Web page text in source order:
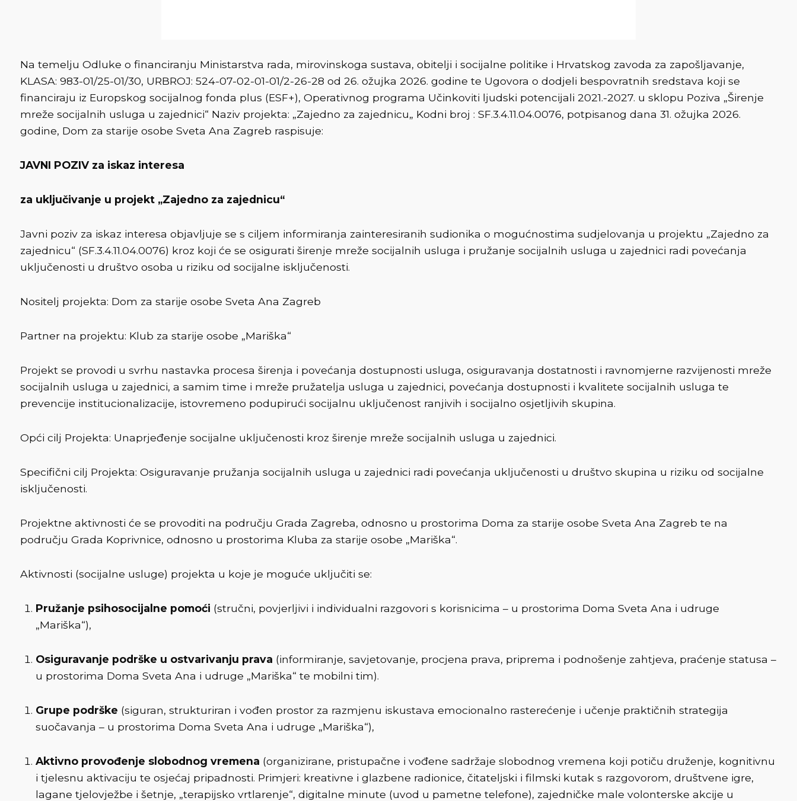
Na temelju Odluke o financiranju Ministarstva rada, mirovinskoga sustava, obitelji i socijalne politike i Hrvatskog zavoda za zapošljavanje,
KLASA: 983-01/25-01/30, URBROJ: 524-07-02-01-01/2-26-28 od 26. ožujka 2026. godine te Ugovora o dodjeli bespovratnih sredstava koji se
financiraju iz Europskog socijalnog fonda plus (ESF+), Operativnog programa Učinkoviti ljudski potencijali 2021.-2027. u sklopu Poziva „Širenje
mreže socijalnih usluga u zajednici“ Naziv projekta: „Zajedno za zajednicu„ Kodni broj : SF.3.4.11.04.0076, potpisanog dana 31. ožujka 2026.
godine, Dom za starije osobe Sveta Ana Zagreb raspisuje:
JAVNI POZIV za iskaz interesa
za uključivanje u projekt „Zajedno za zajednicu“
Javni poziv za iskaz interesa objavljuje se s ciljem informiranja zainteresiranih sudionika o mogućnostima sudjelovanja u projektu „Zajedno za
zajednicu“ (SF.3.4.11.04.0076) kroz koji će se osigurati širenje mreže socijalnih usluga i pružanje socijalnih usluga u zajednici radi povećanja
uključenosti u društvo osoba u riziku od socijalne isključenosti.
Nositelj projekta: Dom za starije osobe Sveta Ana Zagreb
Partner na projektu: Klub za starije osobe „Mariška“
Projekt se provodi u svrhu nastavka procesa širenja i povećanja dostupnosti usluga, osiguravanja dostatnosti i ravnomjerne razvijenosti mreže
socijalnih usluga u zajednici, a samim time i mreže pružatelja usluga u zajednici, povećanja dostupnosti i kvalitete socijalnih usluga te
prevencije institucionalizacije, istovremeno podupirući socijalnu uključenost ranjivih i socijalno osjetljivih skupina.
Opći cilj Projekta: Unaprjeđenje socijalne uključenosti kroz širenje mreže socijalnih usluga u zajednici.
Specifični cilj Projekta: Osiguravanje pružanja socijalnih usluga u zajednici radi povećanja uključenosti u društvo skupina u riziku od socijalne
isključenosti.
Projektne aktivnosti će se provoditi na području Grada Zagreba, odnosno u prostorima Doma za starije osobe Sveta Ana Zagreb te na
području Grada Koprivnice, odnosno u prostorima Kluba za starije osobe „Mariška“.
Aktivnosti (socijalne usluge) projekta u koje je moguće uključiti se:
Pružanje psihosocijalne pomoći (stručni, povjerljivi i individualni razgovori s korisnicima – u prostorima Doma Sveta Ana i udruge
„Mariška“),
Osiguravanje podrške u ostvarivanju prava (informiranje, savjetovanje, procjena prava, priprema i podnošenje zahtjeva, praćenje statusa –
u prostorima Doma Sveta Ana i udruge „Mariška“ te mobilni tim).
Grupe podrške (siguran, strukturiran i vođen prostor za razmjenu iskustava emocionalno rasterećenje i učenje praktičnih strategija
suočavanja – u prostorima Doma Sveta Ana i udruge „Mariška“),
Aktivno provođenje slobodnog vremena (organizirane, pristupačne i vođene sadržaje slobodnog vremena koji potiču druženje, kognitivnu
i tjelesnu aktivaciju te osjećaj pripadnosti. Primjeri: kreativne i glazbene radionice, čitateljski i filmski kutak s razgovorom, društvene igre,
lagane tjelovježbe i šetnje, „terapijsko vrtlarenje“, digitalne minute (uvod u pametne telefone), zajedničke male volonterske akcije u